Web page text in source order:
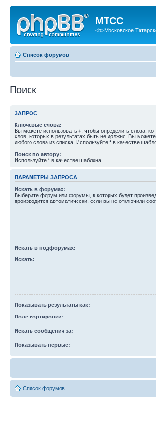
МТСС
<b>Московское
Список форумов
Поиск
ЗАПРОС
Ключевые слова:
Вы можете использовать + , чтобы определить слова,
слов, которых в результатах быть не должно. Вы
любого слова из списка. Используйте * в качестве
Поиск по автору:
Используйте * в качестве шаблона.
ПАРАМЕТРЫ ЗАПРОСА
Искать в форумах:
Выберите форум или форумы, в которых будет
производится автоматически, если вы не отключили
Искать в подфорумах:
Искать:
Показывать результаты как:
Поле сортировки:
Искать сообщения за:
Показывать первые:
Список форумов